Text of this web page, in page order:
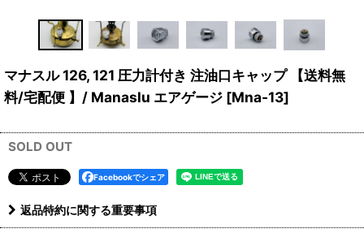
マナスル 126, 121 圧力計付き 注油口キャップ 【送料無
料/宅配便 】/ Manaslu エアゲージ [Mna-13]
SOLD OUT
Facebookでシェア
返品特約に関する重要事項